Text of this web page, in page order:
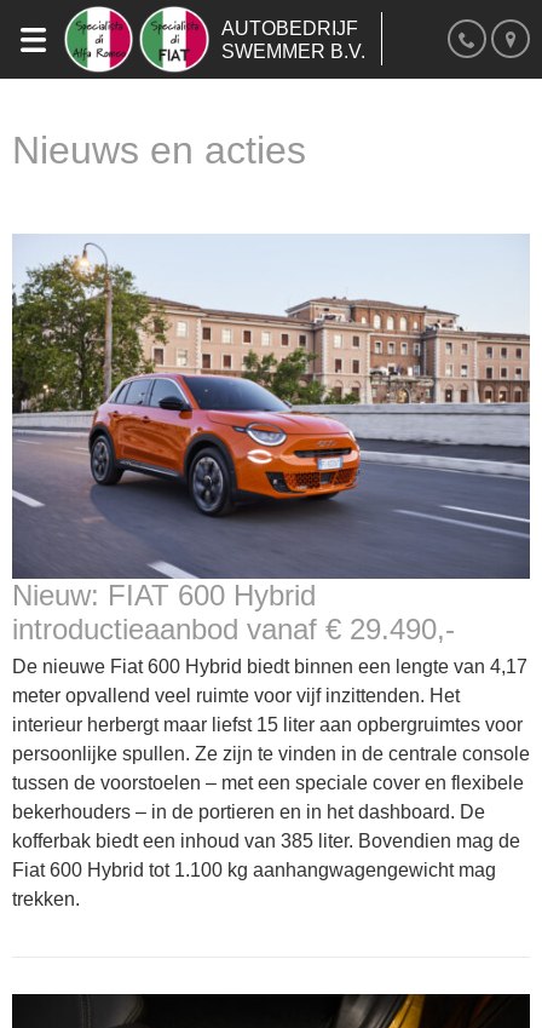
AUTOBEDRIJF
SWEMMER B.V.
Nieuws en acties
Nieuw: FIAT 600 Hybrid
introductieaanbod vanaf € 29.490,-
De nieuwe Fiat 600 Hybrid biedt binnen een lengte van 4,17
meter opvallend veel ruimte voor vijf inzittenden. Het
interieur herbergt maar liefst 15 liter aan opbergruimtes voor
persoonlijke spullen. Ze zijn te vinden in de centrale console
tussen de voorstoelen – met een speciale cover en flexibele
bekerhouders – in de portieren en in het dashboard. De
kofferbak biedt een inhoud van 385 liter. Bovendien mag de
Fiat 600 Hybrid tot 1.100 kg aanhangwagengewicht mag
trekken.